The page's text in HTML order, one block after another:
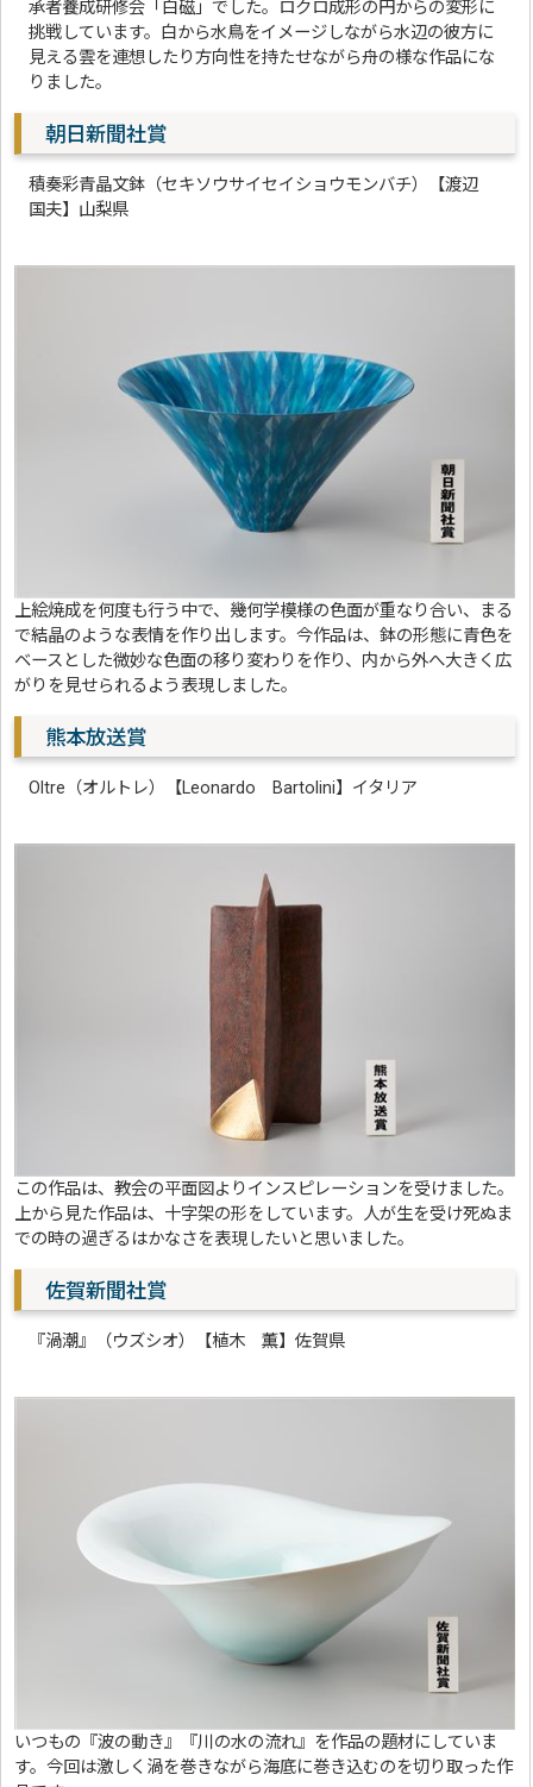
承者養成研修会「白磁」でした。ロクロ成形の円からの変形に
挑戦しています。白から水鳥をイメージしながら水辺の彼方に
見える雲を連想したり方向性を持たせながら舟の様な作品にな
りました。
朝日新聞社賞
積奏彩青晶文鉢（セキソウサイセイショウモンバチ）【渡辺
国夫】山梨県
上絵焼成を何度も行う中で、幾何学模様の色面が重なり合い、まる
で結晶のような表情を作り出します。今作品は、鉢の形態に青色を
ベースとした微妙な色面の移り変わりを作り、内から外へ大きく広
がりを見せられるよう表現しました。
熊本放送賞
Oltre（オルトレ）【Leonardo Bartolini】イタリア
この作品は、教会の平面図よりインスピレーションを受けました。
上から見た作品は、十字架の形をしています。人が生を受け死ぬま
での時の過ぎるはかなさを表現したいと思いました。
佐賀新聞社賞
『渦潮』（ウズシオ）【植木 薫】佐賀県
いつもの『波の動き』『川の水の流れ』を作品の題材にしていま
す。今回は激しく渦を巻きながら海底に巻き込むのを切り取った作